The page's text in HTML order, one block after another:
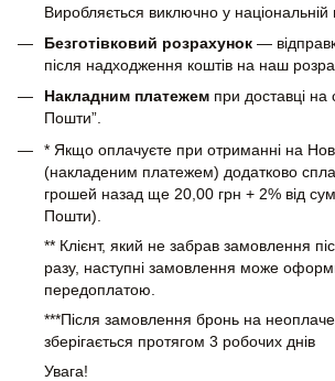
Виробляється виключно у національній
Безготівковий розрахунок —
після надходження коштів на наш
Накладним платежем при доставці на
Пошти”.
* Якщо оплачуєте при отриманні на
(накладеним платежем) додатково
грошей назад ще 20,00 грн + 2% від
Пошти).
** Клієнт, який не забрав замовлення
разу, наступні замовлення може
передоплатою.
***Після замовлення бронь на
зберігається протягом 3 робочих днів
Увага!